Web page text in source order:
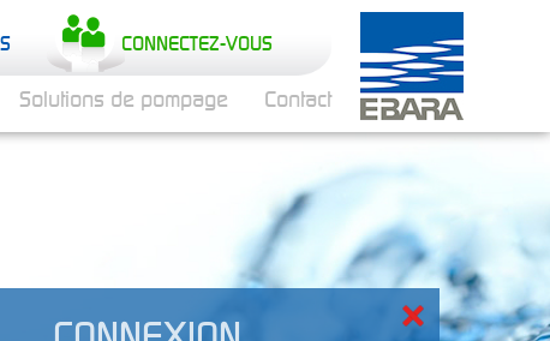
Contact
Solutions de pompage
CONNECTEZ-VOUS